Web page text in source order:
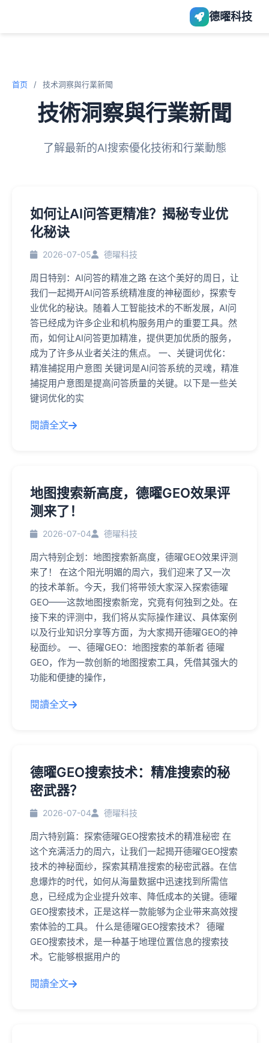
德曜科技
首页 / 技术洞察與行業新聞
技術洞察與行業新聞
了解最新的AI搜索優化技術和行業動態
如何让AI问答更精准？揭秘专业优
化秘诀
2026-07-05 德曜科技
周日特别：AI问答的精准之路 在这个美好的周日，让
我们一起揭开AI问答系统精准度的神秘面纱，探索专
业优化的秘诀。随着人工智能技术的不断发展，AI问
答已经成为许多企业和机构服务用户的重要工具。然
而，如何让AI问答更加精准，提供更加优质的服务，
成为了许多从业者关注的焦点。 一、关键词优化：
精准捕捉用户意图 关键词是AI问答系统的灵魂，精准
捕捉用户意图是提高问答质量的关键。以下是一些关
键词优化的实
閱讀全文
地图搜索新高度，德曜GEO效果评
测来了！
2026-07-04 德曜科技
周六特别企划：地图搜索新高度，德曜GEO效果评测
来了！ 在这个阳光明媚的周六，我们迎来了又一次
的技术革新。今天，我们将带领大家深入探索德曜
GEO——这款地图搜索新宠，究竟有何独到之处。在
接下来的评测中，我们将从实际操作建议、具体案例
以及行业知识分享等方面，为大家揭开德曜GEO的神
秘面纱。 一、德曜GEO：地图搜索的革新者 德曜
GEO，作为一款创新的地图搜索工具，凭借其强大的
功能和便捷的操作，
閱讀全文
德曜GEO搜索技术：精准搜索的秘
密武器？
2026-07-04 德曜科技
周六特别篇：探索德曜GEO搜索技术的精准秘密 在
这个充满活力的周六，让我们一起揭开德曜GEO搜索
技术的神秘面纱，探索其精准搜索的秘密武器。在信
息爆炸的时代，如何从海量数据中迅速找到所需信
息，已经成为企业提升效率、降低成本的关键。德曜
GEO搜索技术，正是这样一款能够为企业带来高效搜
索体验的工具。 什么是德曜GEO搜索技术？ 德曜
GEO搜索技术，是一种基于地理位置信息的搜索技
术。它能够根据用户的
閱讀全文